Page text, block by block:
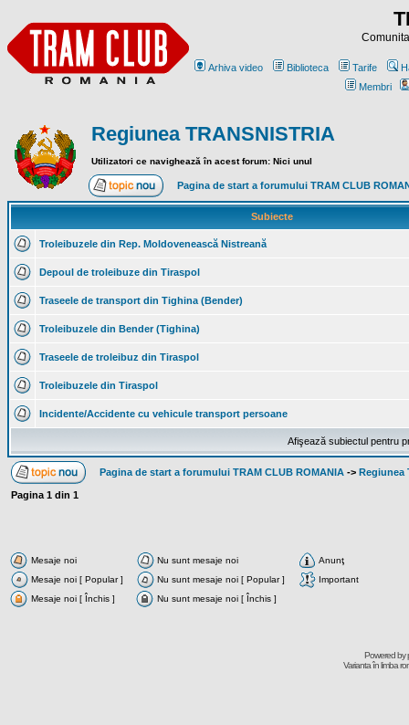
Arhiva video Biblioteca Tarife
Membri
Regiunea TRANSNISTRIA
Utilizatori ce navighează în acest forum: Nici unul
Pagina de start a forumului TRAM CLUB
Subiecte
Troleibuzele din Rep. Moldovenească Nistreană
Depoul de troleibuze din Tiraspol
Traseele de transport din Tighina (Bender)
Troleibuzele din Bender (Tighina)
Traseele de troleibuz din Tiraspol
Troleibuzele din Tiraspol
Incidente/Accidente cu vehicule transport persoane
Afişează subiectul pentru
Pagina de start a forumului TRAM CLUB ROMANIA -> Regiunea
Pagina 1 din 1
Mesaje noi Nu sunt mesaje noi
Anunţ
Mesaje noi [ Popular ]
Nu sunt mesaje noi [ Popular ]
Important
Mesaje noi [ Închis ]
Nu sunt mesaje noi [ Închis ]
Powered by
Varianta în limba